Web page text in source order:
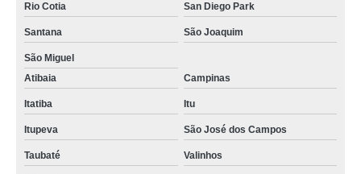
Rio Cotia San Diego Park
Santana São Joaquim
São Miguel
Atibaia
Campinas
Itatiba Itu
Itupeva São José dos Campos
Taubaté Valinhos